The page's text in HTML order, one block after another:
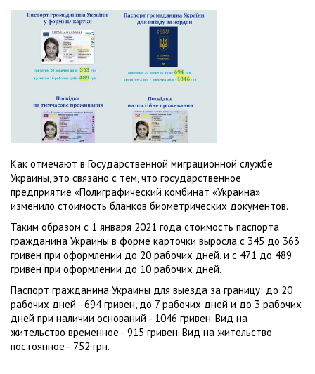
Как отмечают в Государственной миграционной службе
Украины, это связано с тем, что государственное
предприятие «Полиграфический комбинат «Украина»
изменило стоимость бланков биометрических документов.
Таким образом с 1 января 2021 года стоимость паспорта
гражданина Украины в форме карточки выросла с 345 до 363
гривен при оформлении до 20 рабочих дней, и с 471 до 489
гривен при оформлении до 10 рабочих дней.
Паспорт гражданина Украины для выезда за границу: до 20
рабочих дней - 694 гривен, до 7 рабочих дней и до 3 рабочих
дней при наличии оснований - 1046 гривен. Вид на
жительство временное - 915 гривен. Вид на жительство
постоянное - 752 грн.